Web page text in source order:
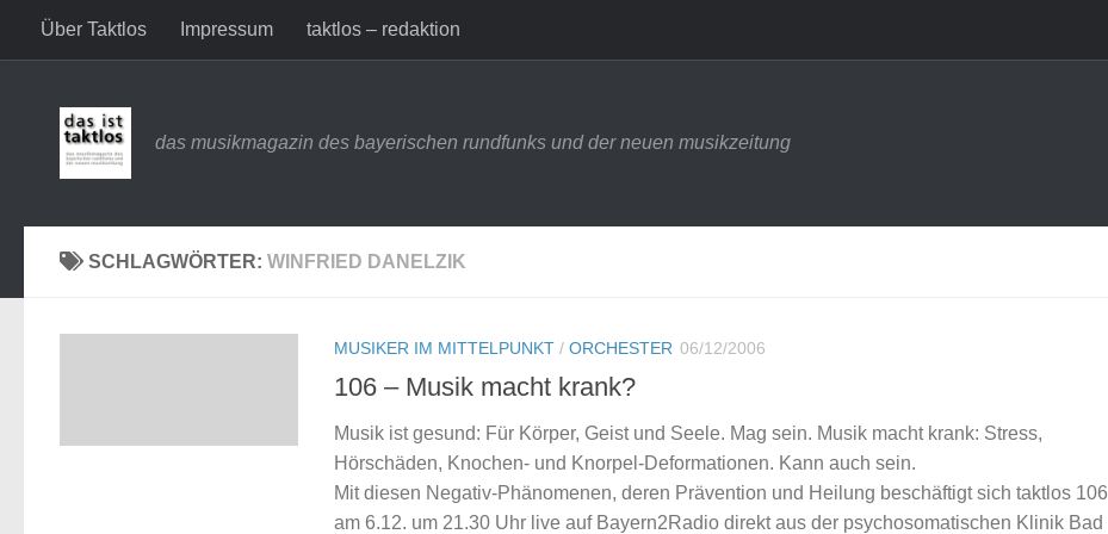
Zum Inhalt springen
Über Taktlos Impressum taktlos – redaktion
das musikmagazin des bayerischen rundfunks und der neuen musikzeitung
SCHLAGWÖRTER: WINFRIED DANELZIK
MUSIKER IM MITTELPUNKT / ORCHESTER 06/12/2006
106 – Musik macht krank?
Musik ist gesund: Für Körper, Geist und Seele. Mag sein. Musik macht krank: Stress,
Hörschäden, Knochen- und Knorpel-Deformationen. Kann auch sein.
Mit diesen Negativ-Phänomenen, deren Prävention und Heilung beschäftigt sich taktlos 106
am 6.12. um 21.30 Uhr live auf Bayern2Radio direkt aus der psychosomatischen Klinik Bad